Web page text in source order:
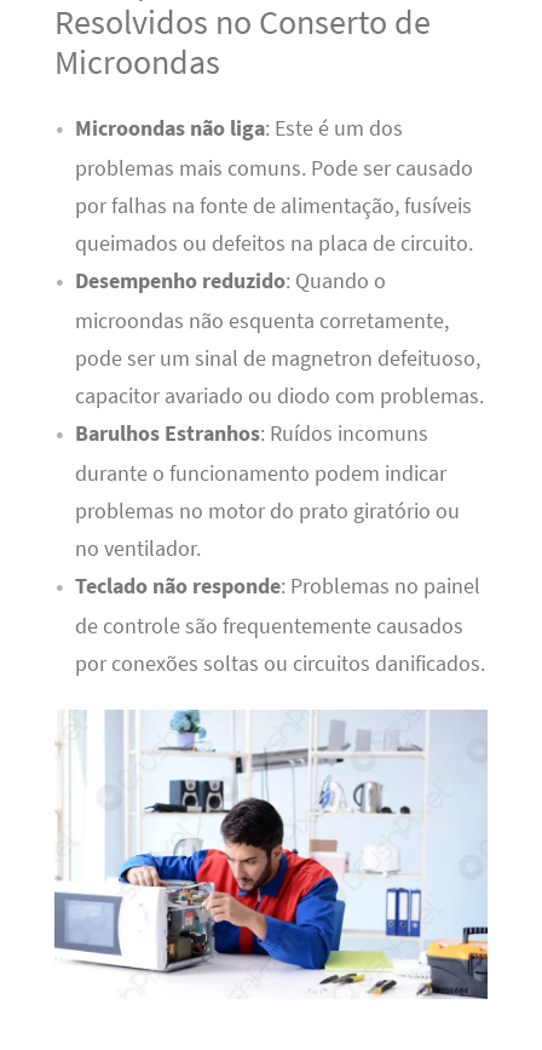
Resolvidos no Conserto de
Microondas
Microondas não liga: Este é um dos
problemas mais comuns. Pode ser causado
por falhas na fonte de alimentação, fusíveis
queimados ou defeitos na placa de circuito.
Desempenho reduzido: Quando o
microondas não esquenta corretamente,
pode ser um sinal de magnetron defeituoso,
capacitor avariado ou diodo com problemas.
Barulhos Estranhos: Ruídos incomuns
durante o funcionamento podem indicar
problemas no motor do prato giratório ou
no ventilador.
Teclado não responde: Problemas no painel
de controle são frequentemente causados
por conexões soltas ou circuitos danificados.